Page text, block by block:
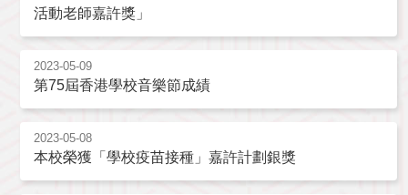
活動老師嘉許獎」
2023-05-09
第75屆香港學校音樂節成績
2023-05-08
本校榮獲「學校疫苗接種」嘉許計劃銀獎